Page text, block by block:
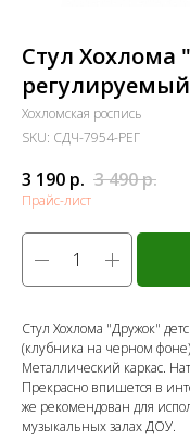
Стул Хохлома
Хохломская роспись
SKU: СДЧ-7954-РЕГ
3 190 р. 3 490р.
Прайс-лист
Стул Хохлома "Дружок"
(клубника на черном
Металлический каркас.
Прекрасно впишется в
же рекомендован для
музыкальных залах ДОУ.